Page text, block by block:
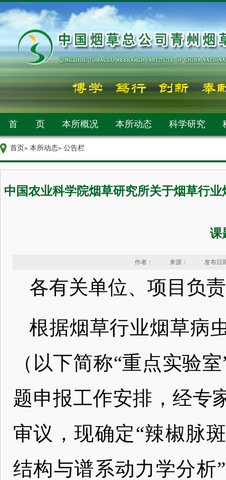
首 页 本所概况 本所动态 科学研究
首页» 本所动态» 公告栏
中国农业科学院烟草研究所关于烟草行
课
作者： 来源： 发布日
各有关单位、项目负
根据烟草行业烟草病
（以下简称“重点实验
题申报工作安排，经专
审议，现确定“辣椒脉
结构与谱系动力学分析